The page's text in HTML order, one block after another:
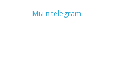
Мы в telegram